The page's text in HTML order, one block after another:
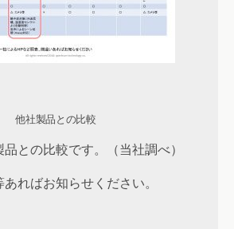
他社製品との比較
との比較です。（当社調べ）
あればお知らせください。